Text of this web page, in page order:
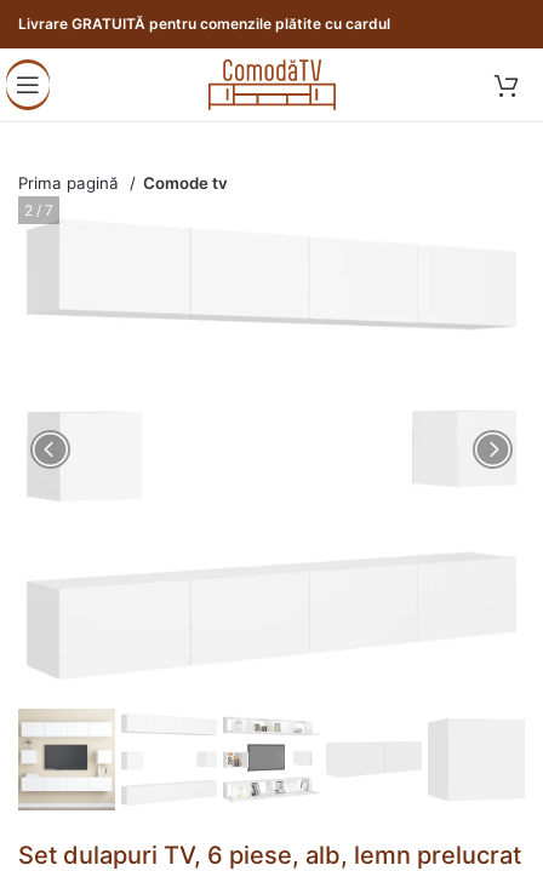
Livrare GRATUITĂ pentru comenzile plătite cu cardul
Prima pagină Comode tv
3 / 7
Set dulapuri TV, 6 piese, alb, lemn prelucrat